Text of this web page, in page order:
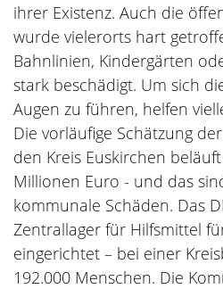
ihrer Existenz. Auch die
wurde vielerorts hart
Bahnlinien, Kindergärten
stark beschädigt. Um sich
Augen zu führen, helfen
Die vorläufige Schätzung
den Kreis Euskirchen
Millionen Euro - und das
kommunale Schäden. Das
Zentrallager für Hilfsmittel
eingerichtet – bei einer
192.000 Menschen. Die